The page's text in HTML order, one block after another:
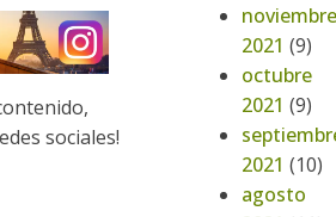
sociales!
noviembre
2021 (9)
octubre
2021 (9)
2021 (10)
agosto